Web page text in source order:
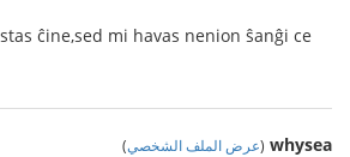
ĉine,sed mi havas nenion ŝanĝi ce
whysea
(عرض الملف الشخصي)